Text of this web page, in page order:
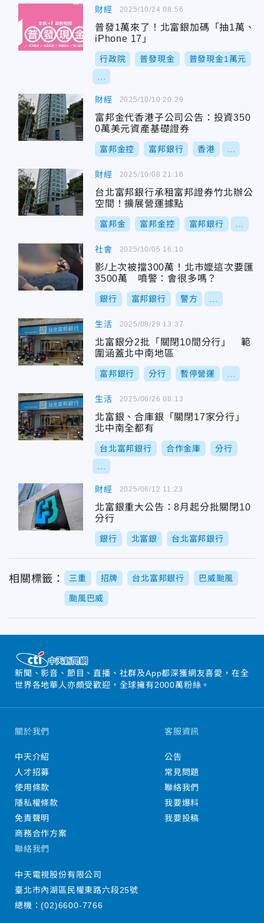
財經
普發1萬來了！北富銀加碼「抽1萬、
iPhone 17」
行政院 普發現金 普發現金1萬元
2025/10/24 08:56
財經
富邦金代香港子公司公告：投資350
0萬美元資產基礎證券
富邦金控 富邦銀行 香港
2025/10/10 20:29
財經
台北富邦銀行承租富邦證券竹北辦公
空間！擴展營運據點
富邦金 富邦金控 富邦銀行
2025/10/08 21:16
社會
影/上次被擋300萬！北市嬤這次要匯
3500萬 噴警：會很多嗎？
銀行 富邦銀行 警方
2025/10/05 16:10
生活
北富銀分2批「關閉10間分行」 範
圍涵蓋北中南地區
富邦銀行 分行 暫停營運
2025/08/29 13:37
生活
北富銀、合庫銀「關閉17家分行」
北中南全都有
台北富邦銀行 合作金庫 分行
2025/06/26 08:13
財經
北富銀重大公告：8月起分批關閉10
分行
銀行 北富銀 台北富邦銀行
2025/06/12 11:23
相關標籤： 三重 招牌 台北富邦銀行 巴威颱風
颱風巴威
新聞、影音、節目、直播、社群及App都深獲網友喜愛，在全
世界各地華人亦頗受歡迎，全球擁有2000萬粉絲。
關於我們
中天介紹
人才招募
使用條款
隱私權條款
免責聲明
商務合作方案
客服資訊
公告
常見問題
聯絡我們
我要爆料
我要投稿
聯絡我們
中天電視股份有限公司
臺北市內湖區民權東路六段25號
總機：(02)6600-7766